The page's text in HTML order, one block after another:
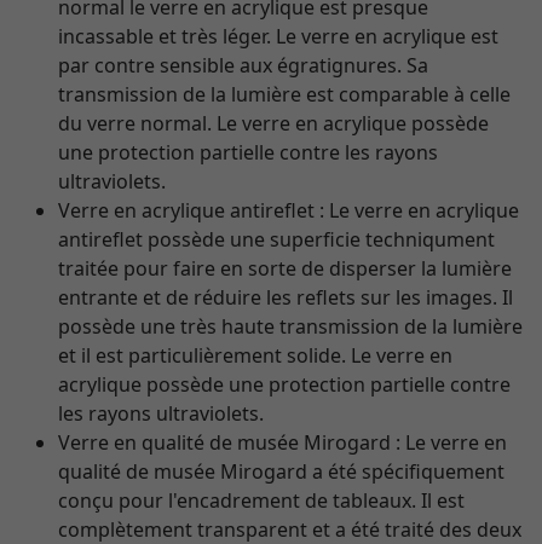
normal le verre en acrylique est presque
incassable et très léger. Le verre en acrylique est
par contre sensible aux égratignures. Sa
transmission de la lumière est comparable à celle
du verre normal. Le verre en acrylique possède
une protection partielle contre les rayons
ultraviolets.
Verre en acrylique antireflet : Le verre en acrylique
antireflet possède une superficie techniqument
traitée pour faire en sorte de disperser la lumière
entrante et de réduire les reflets sur les images. Il
possède une très haute transmission de la lumière
et il est particulièrement solide. Le verre en
acrylique possède une protection partielle contre
les rayons ultraviolets.
Verre en qualité de musée Mirogard : Le verre en
qualité de musée Mirogard a été spécifiquement
conçu pour l'encadrement de tableaux. Il est
complètement transparent et a été traité des deux